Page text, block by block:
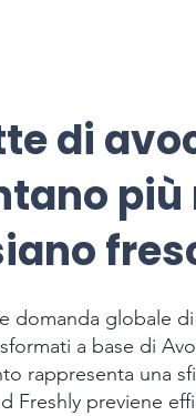
di
domanda globale
a base di
rappresenta una
Freshly previene